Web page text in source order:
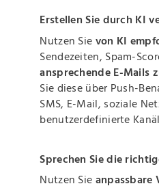
Erstellen Sie durch KI
Nutzen Sie von KI
Sendezeiten, Spam-
ansprechende E-Mails
Sie diese über Push-
SMS, E-Mail, soziale
benutzerdefinierte
Sprechen Sie die
Nutzen Sie anpassbare